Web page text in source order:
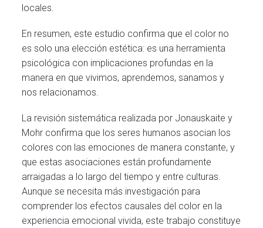
locales.
En resumen, este estudio confirma que el color no
es solo una elección estética: es una herramienta
psicológica con implicaciones profundas en la
manera en que vivimos, aprendemos, sanamos y
nos relacionamos.
La revisión sistemática realizada por Jonauskaite y
Mohr confirma que los seres humanos asocian los
colores con las emociones de manera constante, y
que estas asociaciones están profundamente
arraigadas a lo largo del tiempo y entre culturas.
Aunque se necesita más investigación para
comprender los efectos causales del color en la
experiencia emocional vivida, este trabajo constituye